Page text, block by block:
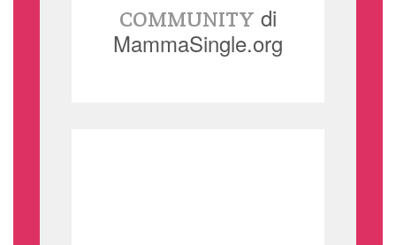
COMMUNITY di
MammaSingle.org